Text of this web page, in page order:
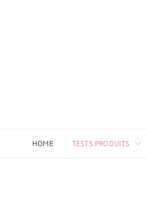
HOME TESTS PRODUITS